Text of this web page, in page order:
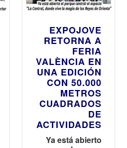
EXPOJOVE
RETORNA A
FERIA
VALÈNCIA EN
UNA EDICIÓN
CON 50.000
METROS
CUADRADOS
DE
ACTIVIDADES
Ya está abierto